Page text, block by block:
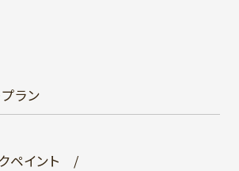
ラン
ペイント /